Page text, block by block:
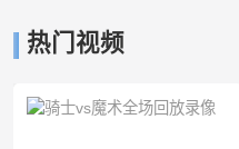
热门视频